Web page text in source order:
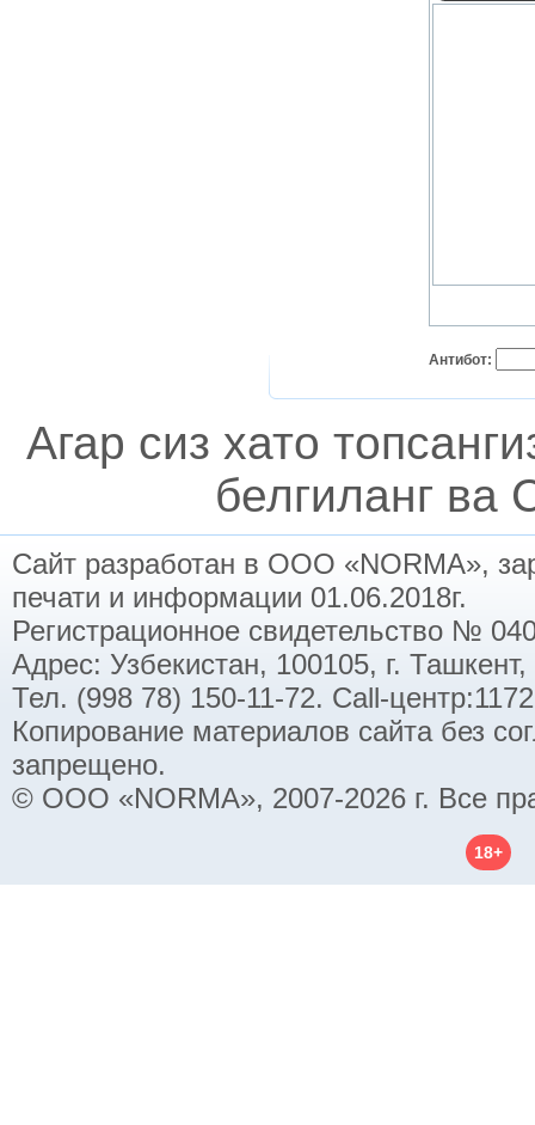
Антибот:
Агар сиз хато
белгиланг ва
Сайт разработан в ООО «NORMA»,
печати и информации 01.06.2018г.
Регистрационное свидетельство №
Адрес: Узбекистан, 100105, г.
Тел. (998 78) 150-11-72. Call-
Копирование материалов сайта без
запрещено.
© ООО «NORMA», 2007-2026 г. Все
18+